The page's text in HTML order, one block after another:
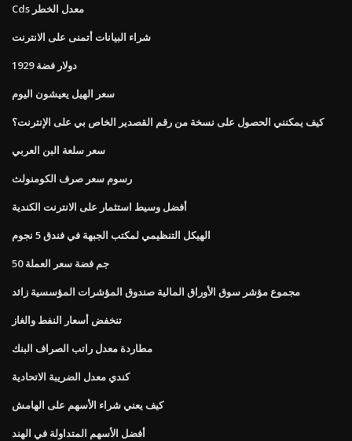
Cds معدل الخطر
شراء البيانات أتمنى على الانترنت
1929 دولار فضة
سعر الهيل يعيشون اليوم
كيف يمكنني الحصول على نسخة من رقم القصدير الخاص بي على الإنترنت؟
سعر سلعة البن العربي
رسوم سعر صرف الكومنولث
أفضل وسيط استثمار على الانترنت الكندية
الهيكل التنظيمي لمكتب الجبهة في فندق 5 نجوم
50 جم فضة سعر العملة
مجموع مؤشر سوق الأوراق المالية صندوق المؤشرات المؤسسية زائد
تنخفض أسعار النفط والغاز
مطاردة معدل راتب الصراف البنك
كندي معدل الضريبة الاتحادية
كيف يعني شراء الأسهم على الهامش
أفضل الأسهم المتداولة في الهند